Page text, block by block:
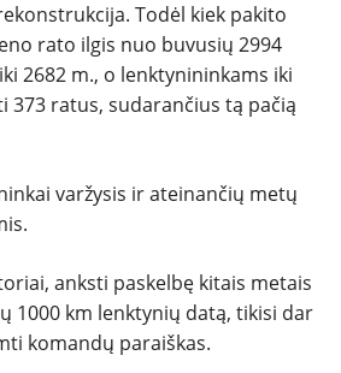
Todėl kiek pakito
rato ilgis nuo buvusių 2994
2682 m., o lenktynininkams iki
373 ratus, sudarančius tą pačią
varžysis ir ateinančių metų
anksti paskelbę kitais metais
1000 km lenktynių datą, tikisi dar
komandų paraiškas.